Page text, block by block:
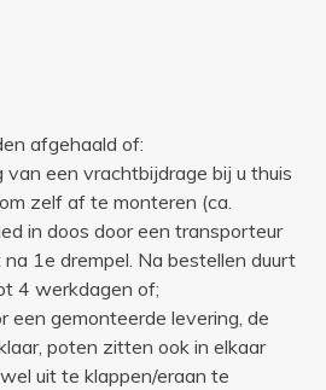
afgehaald of:
een vrachtbijdrage bij u thuis
zelf af te monteren (ca.
in doos door een transporteur
1e drempel. Na bestellen duurt
4 werkdagen of;
een gemonteerde levering, de
poten zitten ook in elkaar
uit te klappen/eraan te